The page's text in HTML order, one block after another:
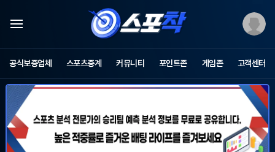
스
포
츠
중
포
착
-
공식보증업체 스포츠중계 커뮤니티 포인트존 게임존 고객센터